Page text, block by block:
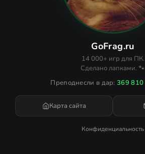
GoFrag.ru
14 000+ игр для ПК.
Сделано лапками. 🐾
Преподнесли в дар:369 810
Карта сайта
Конфиденциальность